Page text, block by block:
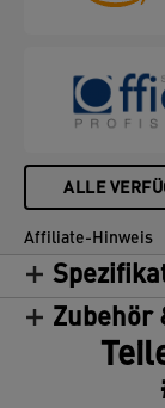
ALLE
Affiliate-Hinweis
Zubehör